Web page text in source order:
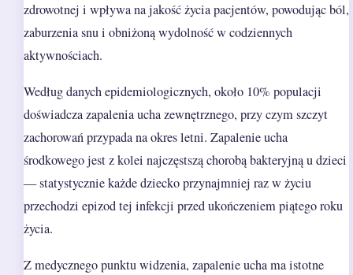
zdrowotnej i wpływa na jakość życia pacjentów, powodując ból,
zaburzenia snu i obniżoną wydolność w codziennych
aktywnościach.
Według danych epidemiologicznych, około 10% populacji
doświadcza zapalenia ucha zewnętrznego, przy czym szczyt
zachorowań przypada na okres letni. Zapalenie ucha
środkowego jest z kolei najczęstszą chorobą bakteryjną u dzieci
— statystycznie każde dziecko przynajmniej raz w życiu
przechodzi epizod tej infekcji przed ukończeniem piątego roku
życia.
Z medycznego punktu widzenia, zapalenie ucha ma istotne